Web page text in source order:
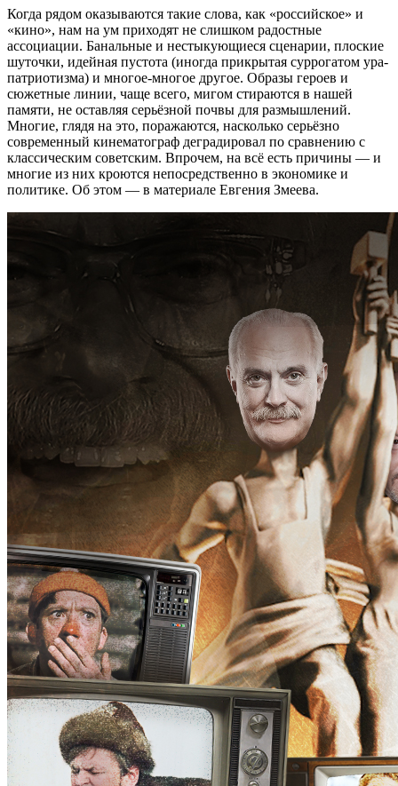
Когда рядом оказываются такие слова, как «российское» и
«кино», нам на ум приходят не слишком радостные
ассоциации. Банальные и нестыкующиеся сценарии, плоские
шуточки, идейная пустота (иногда прикрытая суррогатом ура-
патриотизма) и многое-многое другое. Образы героев и
сюжетные линии, чаще всего, мигом стираются в нашей
памяти, не оставляя серьёзной почвы для размышлений.
Многие, глядя на это, поражаются, насколько серьёзно
современный кинематограф деградировал по сравнению с
классическим советским. Впрочем, на всё есть причины — и
многие из них кроются непосредственно в экономике и
политике. Об этом — в материале Евгения Змеева.